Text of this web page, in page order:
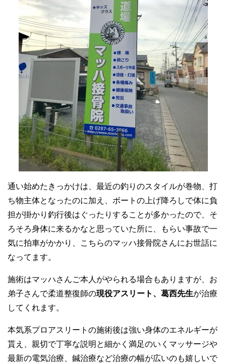
通い始めたきっかけは、最近の釣りのスタイルが巻物、打
ち物主体となったのに加え、ボートの上げ降ろしで体に負
担が掛かり釣行後はぐったりすることが多かったので、そ
ろそろ身体に来るかなと思っていた所に、もらい事故で一
気に拍車がかかり、こちらのマッハ接骨院さんにお世話に
なってます。
施術はマッハさんご本人がやられる場合もありますが、お
弟子さんで柔道整復師の現役アスリート、葛西先生が治療
してくれます。
本気系プロアスリートの施術後は強い身体のエネルギーが
貰え、親切で丁寧な説明と細かく満足のいくマッサージや
最新の電気治療、鍼治療など治療の幅が広いのも嬉しいで